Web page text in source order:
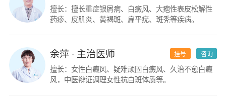
擅长：擅长重症银屑病、白癜风、大疱性表皮松解性
药疹、皮肌炎、黄褐斑、扁平疣、斑秃等疾病。
咨询
挂号
余萍· 主治医师
擅长：女性白癜风、疑难顽固白癜风、久治不愈白癜
风，中医辩证调理女性抗白斑体质等。